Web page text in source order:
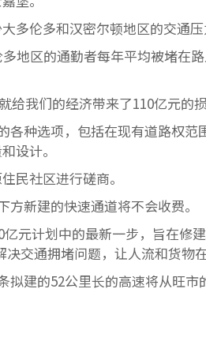
多伦多和汉密尔顿地区的交通压
地区的通勤者每年平均被堵在
给我们的经济带来了110亿元的
各种选项，包括在现有道路权
设计。
民社区进行磋商。
新建的快速通道将不会收费。
元计划中的最新一步，旨在修
交通拥堵问题，让人流和货物
拟建的52公里长的高速将从旺